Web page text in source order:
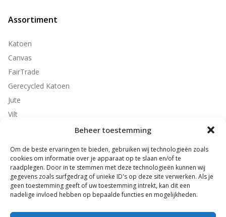
Beheer toestemming
Om de beste ervaringen te bieden, gebruiken wij technologieën zoals
cookies om informatie over je apparaat op te slaan en/of te
raadplegen. Door in te stemmen met deze technologieën kunnen wij
gegevens zoals surfgedrag of unieke ID's op deze site verwerken. Als je
geen toestemming geeft of uw toestemming intrekt, kan dit een
nadelige invloed hebben op bepaalde functies en mogelijkheden.
Assortiment
Katoen
Canvas
FairTrade
Gerecycled Katoen
Jute
Vilt
Contactgegevens
ByMe Promotions B.V.
Seizoensweg 54